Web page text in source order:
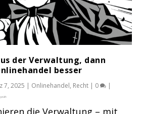
der Verwaltung, dann
besser
7, 2025 | Onlinehandel, Recht | 0 |